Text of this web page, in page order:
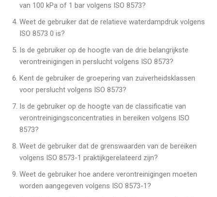
van 100 kPa of 1 bar volgens ISO 8573?
Weet de gebruiker dat de relatieve waterdampdruk volgens
ISO 8573 0 is?
Is de gebruiker op de hoogte van de drie belangrijkste
verontreinigingen in perslucht volgens ISO 8573?
Kent de gebruiker de groepering van zuiverheidsklassen
voor perslucht volgens ISO 8573?
Is de gebruiker op de hoogte van de classificatie van
verontreinigingsconcentraties in bereiken volgens ISO
8573?
Weet de gebruiker dat de grenswaarden van de bereiken
volgens ISO 8573-1 praktijkgerelateerd zijn?
Weet de gebruiker hoe andere verontreinigingen moeten
worden aangegeven volgens ISO 8573-1?